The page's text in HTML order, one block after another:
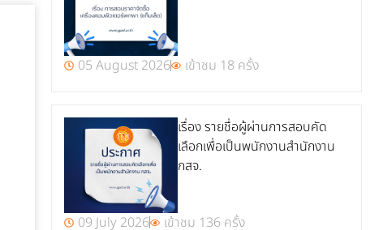
05 August 2026 เข้าชม 18 ครั้ง
เรื่อง รายชื่อผู้ผ่านการสอบคัด
เลือกเพื่อเป็นพนักงานสำนักงาน
กสจ.
09 July 2026 เข้าชม 136 ครั้ง